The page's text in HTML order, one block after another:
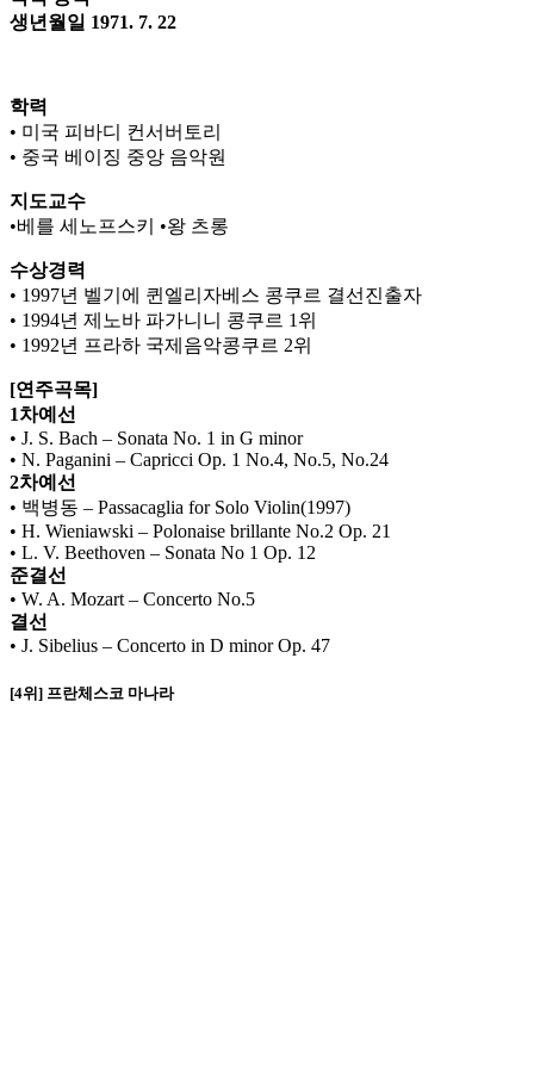
생년월일 1971. 7. 22
학력
• 미국 피바디 컨서버토리
• 중국 베이징 중앙 음악원
지도교수
•베를 세노프스키 •왕 츠롱
수상경력
• 1997년 벨기에 퀸엘리자베스 콩쿠르 결선진출자
• 1994년 제노바 파가니니 콩쿠르 1위
• 1992년 프라하 국제음악콩쿠르 2위
[연주곡목]
1차예선
• J. S. Bach – Sonata No. 1 in G minor
• N. Paganini – Capricci Op. 1 No.4, No.5, No.24
2차예선
• 백병동 – Passacaglia for Solo Violin(1997)
• H. Wieniawski – Polonaise brillante No.2 Op. 21
• L. V. Beethoven – Sonata No 1 Op. 12
준결선
• W. A. Mozart – Concerto No.5
결선
• J. Sibelius – Concerto in D minor Op. 47
[4위] 프란체스코 마나라